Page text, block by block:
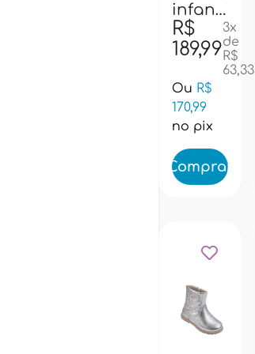
infantil
pampili
7410114
prata
R$
189,99
3x
de
R$
63,33
Ou R$
170,99
no pix
Comprar